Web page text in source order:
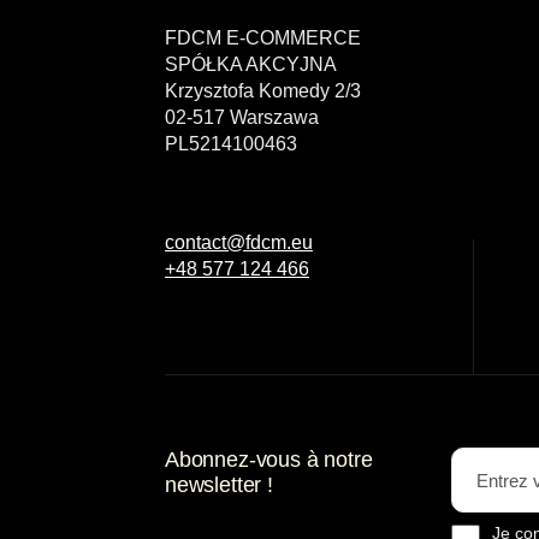
FDCM E-COMMERCE
SPÓŁKA AKCYJNA
Krzysztofa Komedy 2/3
02-517 Warszawa
PL5214100463
contact@fdcm.eu
+48 577 124 466
Abonnez-vous à notre
newsletter !
Je